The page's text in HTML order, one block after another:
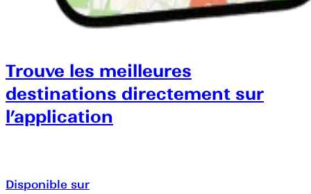
Trouve les meilleures
destinations directement sur
l’application
Disponible sur